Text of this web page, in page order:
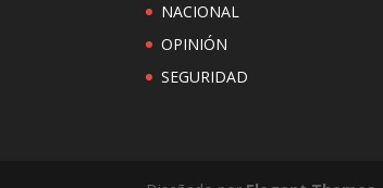
NACIONAL
OPINIÓN
SEGURIDAD